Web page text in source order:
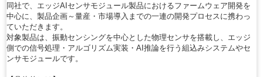
同社で、エッジAIセンサモジュール製品におけるファームウェア開発を
中心に、製品企画～量産・市場導入までの一連の開発プロセスに携わっ
ていただきます。
対象製品は、振動センシングを中心とした物理センサを搭載し、エッジ
側での信号処理・アルゴリズム実装・AI推論を行う組込みシステムやセ
ンサモジュールです。